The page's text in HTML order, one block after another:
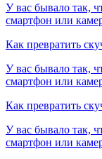
У вас бывало так,
смартфон или
Как превратить
У вас бывало так,
смартфон или
Как превратить
У вас бывало так,
смартфон или